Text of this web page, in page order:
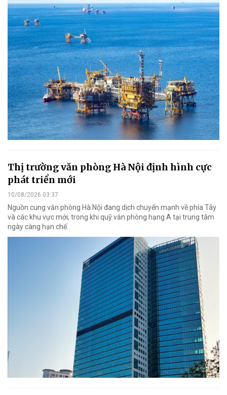
Thị trường văn phòng Hà Nội định hình cực
phát triển mới
10/08/2026 03:37
Nguồn cung văn phòng Hà Nội đang dịch chuyển mạnh về phía Tây
và các khu vực mới, trong khi quỹ văn phòng hạng A tại trung tâm
ngày càng hạn chế.